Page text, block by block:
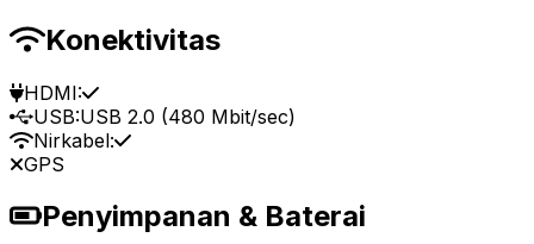
Konektivitas
HDMI:
USB:USB 2.0 (480 Mbit/sec)
Nirkabel:
GPS
Penyimpanan & Baterai